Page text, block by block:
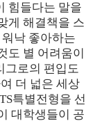
힘들다는 말을
게 해결책을 스
낙 좋아하는
도 별 어려움이
그로의 편입도
더 넓은 세상
특별전형을 선
대학생들이 공